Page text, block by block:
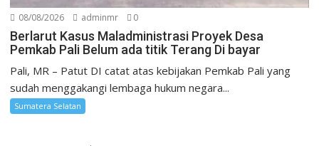
08/08/2026 adminmr 0
Berlarut Kasus Maladministrasi Proyek Desa
Pemkab Pali Belum ada titik Terang Di bayar
Pali, MR – Patut DI catat atas kebijakan Pemkab Pali yang
sudah menggakangi lembaga hukum negara...
Sumatera Selatan